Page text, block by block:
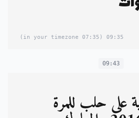
09:35
(07:35 in your timezone)
09:43
على حلب للمرّة